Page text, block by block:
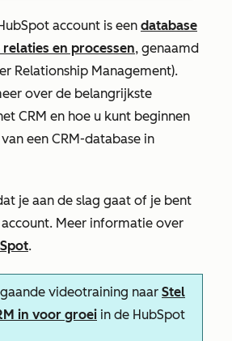
account is een database
en processen, genaamd
Relationship Management).
over de belangrijkste
CRM en hoe u kunt beginnen
een CRM-database in
je aan de slag gaat of je bent
Meer informatie over
.
videotraining naar Stel
in voor groei in de HubSpot